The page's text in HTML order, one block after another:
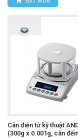
Cân điện tử kỹ thuật
(300g x 0.001g, cân